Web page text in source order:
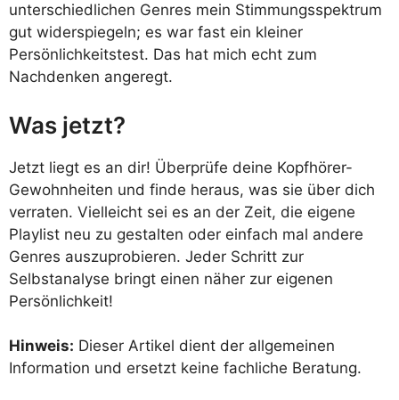
unterschiedlichen Genres mein Stimmungsspektrum
gut widerspiegeln; es war fast ein kleiner
Persönlichkeitstest. Das hat mich echt zum
Nachdenken angeregt.
Was jetzt?
Jetzt liegt es an dir! Überprüfe deine Kopfhörer-
Gewohnheiten und finde heraus, was sie über dich
verraten. Vielleicht sei es an der Zeit, die eigene
Playlist neu zu gestalten oder einfach mal andere
Genres auszuprobieren. Jeder Schritt zur
Selbstanalyse bringt einen näher zur eigenen
Persönlichkeit!
Hinweis: Dieser Artikel dient der allgemeinen
Information und ersetzt keine fachliche Beratung.